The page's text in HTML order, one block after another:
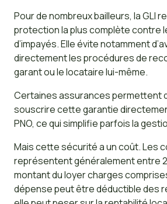
Pour de nombreux bailleurs, la GLI
protection la plus complète contre
d’impayés. Elle évite notamment
directement les procédures de
garant ou le locataire lui-même.
Certaines assurances permettent
souscrire cette garantie
PNO, ce qui simplifie parfois la
Mais cette sécurité a un coût. Les
représentent généralement entre 2
montant du loyer charges
dépense peut être déductible des